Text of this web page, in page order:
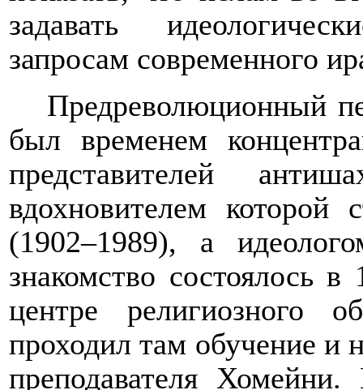
задавать
запросам современного
Предреволюционный
был временем
представителей
вдохновителем которой
(1902–1989), а
знакомство состоялось
центре религиозного
проходил там обучение и
преподавателя